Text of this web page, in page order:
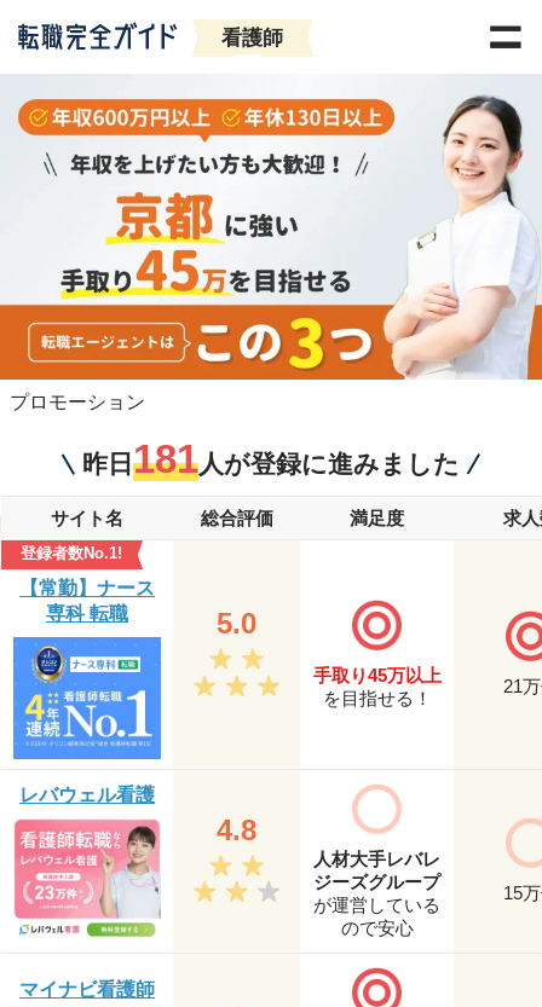
看護師
プロモーション
昨日 181人が登録に進みました
サイト名 総合評価 満足度 求
登録者数No.1!
【常勤】ナース
専科 転職
5.0
手取り45万以上
を目指せる！
21
レバウェル看護
4.8
人材大手レバレ
ジーズグループ
が運営している
ので安心
15
マイナビ看護師